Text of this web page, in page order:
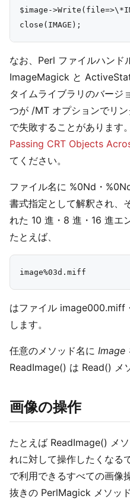
$image-
なお、Perl ファイルハンド
ImageMagick と
タイムライブラリのバージ
つが /MT オプションでリ
で失敗することがあります
Passing CRT Objects
てください。
ファイル名に %0Nd・
書式指定として解釈され、
れた 10 進・8 進・16 進エ
たとえば、
はファイル image000.miff
します。
任意のメソッド名に Image
ReadImage() は Read() メ
画像の操作
たとえば ReadImage() メ
れに対して操作したくなる
で利用できるすべての画像
抜きの PerlMagick メソッ